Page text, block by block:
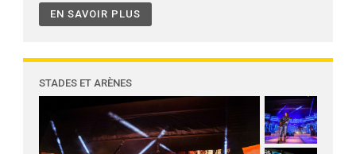
EN SAVOIR PLUS
STADES ET ARÈNES